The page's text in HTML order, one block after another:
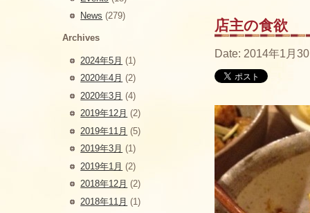
店主の食欲
Date: 2014年1月
News (279)
Archives
2024年5月 (1)
2020年4月 (2)
2020年3月 (4)
2019年12月 (2)
2019年11月 (5)
2019年3月 (1)
2019年1月 (2)
2018年12月 (2)
2018年11月 (1)